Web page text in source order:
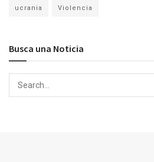
ucrania Violencia
Busca una Noticia